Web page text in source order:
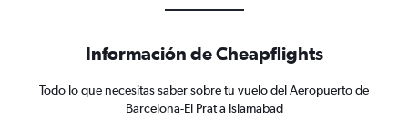
Información de Cheapflights
Todo lo que necesitas saber sobre tu vuelo del Aeropuerto de
Barcelona-El Prat a Islamabad